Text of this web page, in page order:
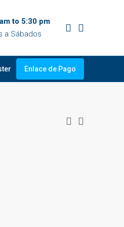
to 5:30 pm
a Sábados
Enlace de Pago